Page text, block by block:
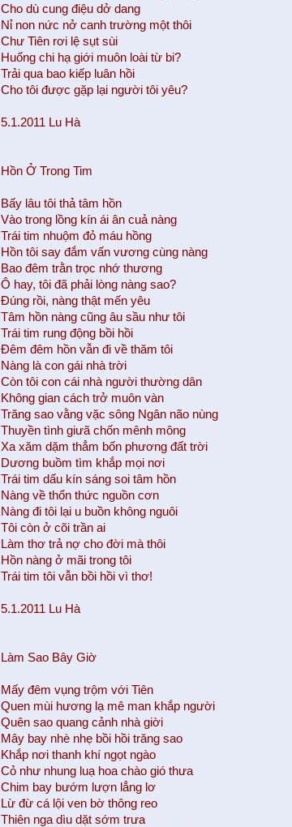
Cho dù cung điệu dở dang
Nỉ non nức nở canh trường một thôi
Chư Tiên rơi lệ sụt sùi
Huống chi hạ giới muôn loài từ bi?
Trải qua bao kiếp luân hồi
Cho tôi được gặp lại người tôi yêu?
5.1.2011 Lu Hà
Hồn Ở Trong Tim
Bấy lâu tôi thả tâm hồn
Vào trong lồng kín ái ân cuả nàng
Trái tim nhuộm đỏ máu hồng
Hồn tôi say đắm vấn vương cùng nàng
Bao đêm trằn trọc nhớ thương
Ô hay, tôi đã phải lòng nàng sao?
Đúng rồi, nàng thật mến yêu
Tâm hồn nàng cũng âu sầu như tôi
Trái tim rung động bồi hồi
Đêm đêm hồn vẫn đi về thăm tôi
Nàng là con gái nhà trời
Còn tôi con cái nhà người thường dân
Không gian cách trở muôn vàn
Trăng sao vằng vặc sông Ngân não nùng
Thuyền tình giưã chốn mênh mông
Xa xăm dặm thẳm bốn phương đất trời
Dương buồm tìm khắp mọi nơi
Trái tim dấu kín sáng soi tâm hồn
Nàng về thổn thức nguồn cơn
Nàng đi tôi lại u buồn không nguôi
Tôi còn ở cõi trần ai
Làm thơ trả nợ cho đời mà thôi
Hồn nàng ở mãi trong tôi
Trái tim tôi vẫn bồi hồi vì thơ!
5.1.2011 Lu Hà
Làm Sao Bây Giờ
Mấy đêm vụng trộm với Tiên
Quen mùi hương lạ mê man khắp người
Quên sao quang cảnh nhà giời
Mây bay nhè nhẹ bồi hồi trăng sao
Khắp nơi thanh khí ngọt ngào
Cỏ như nhung luạ hoa chào gió thưa
Chim bay bướm lượn lẳng lơ
Lừ đừ cá lội ven bờ thông reo
Thiên nga dìu dặt sớm trưa